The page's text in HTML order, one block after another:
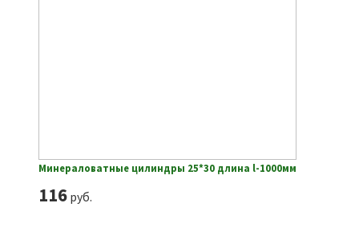
Минераловатные цилиндры 25*30 длина l-1000мм
116руб.